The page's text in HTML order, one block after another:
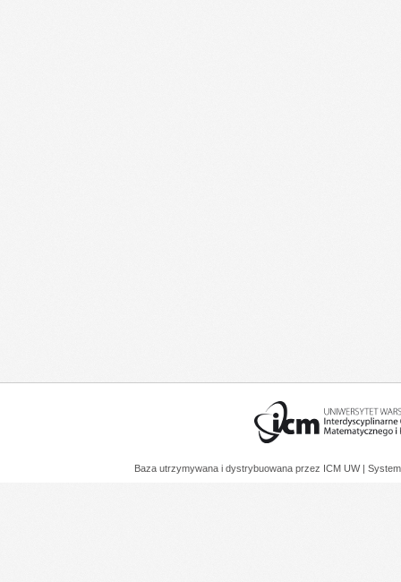
Baza utrzymywana i dystrybuowana przez ICM UW |